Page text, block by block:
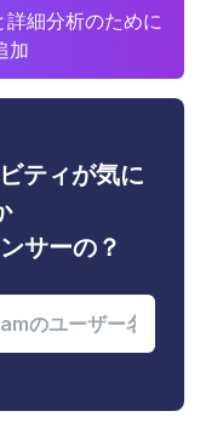
細分析のために
加
ティが気に
サーの？